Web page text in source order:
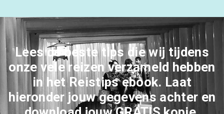
Lees de beste tips die wij tijdens
onze vele reizen verzameld hebben
in het Reistips ebook. Laat
hieronder jouw gegevens achter en